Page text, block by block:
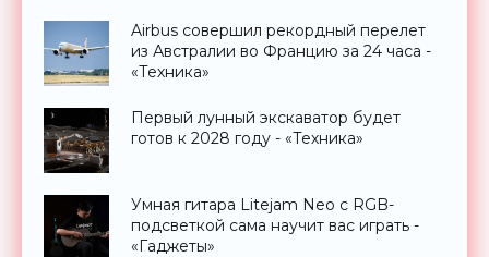
Airbus совершил рекордный перелет
из Австралии во Францию за 24 часа -
«Техника»
Первый лунный экскаватор будет
готов к 2028 году - «Техника»
Умная гитара Litejam Neo с RGB-
подсветкой сама научит вас играть -
«Гаджеты»